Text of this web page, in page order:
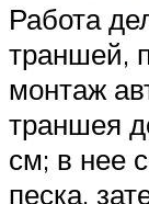
Работа
траншей,
монтаж
траншея
см; в нее
песка,